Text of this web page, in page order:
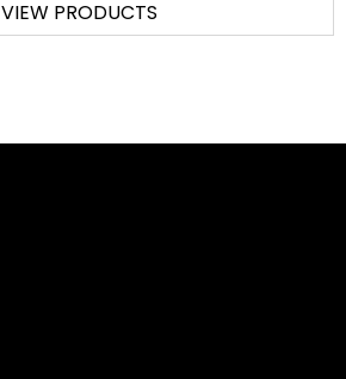
VIEW PRODUCTS